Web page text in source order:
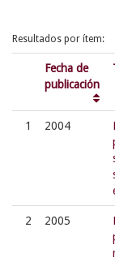
Resultados por ítem:
Fecha de
publicación
1 2004
2 2005